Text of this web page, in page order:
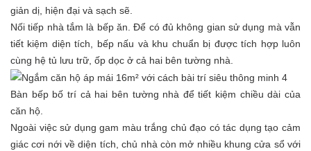
giản dị, hiện đại và sạch sẽ.
Nối tiếp nhà tắm là bếp ăn. Để có đủ không gian sử dụng mà vẫn
tiết kiệm diện tích, bếp nấu và khu chuẩn bị được tích hợp luôn
cùng hệ tủ lưu trữ, ốp dọc ở cả hai bên tường nhà.
Bàn bếp bố trí cả hai bên tường nhà để tiết kiệm chiều dài của
căn hộ.
Ngoài việc sử dụng gam màu trắng chủ đạo có tác dụng tạo cảm
giác cơi nới về diện tích, chủ nhà còn mở nhiều khung cửa sổ với